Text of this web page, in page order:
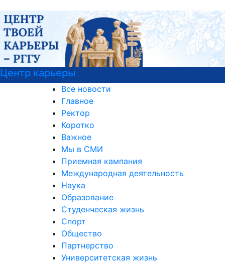
Центр карьеры
Все новости
Главное
Ректор
Коротко
Важное
Мы в СМИ
Приемная кампания
Международная деятельность
Наука
Образование
Студенческая жизнь
Спорт
Общество
Партнерство
Университетская жизнь